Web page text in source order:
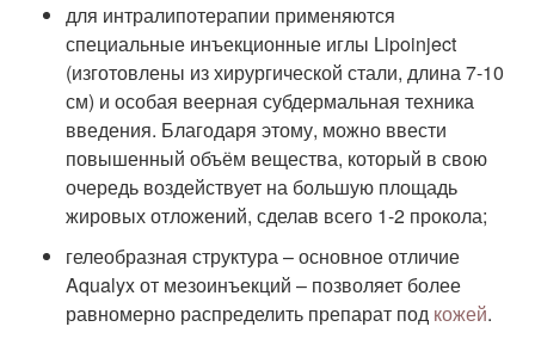
для интралипотерапии применяются
специальные инъекционные иглы Lipoinject
(изготовлены из хирургической стали, длина 7-10
см) и особая веерная субдермальная техника
введения. Благодаря этому, можно ввести
повышенный объём вещества, который в свою
очередь воздействует на большую площадь
жировых отложений, сделав всего 1-2 прокола;
гелеобразная структура – основное отличие
Aqualyx от мезоинъекций – позволяет более
равномерно распределить препарат под кожей.